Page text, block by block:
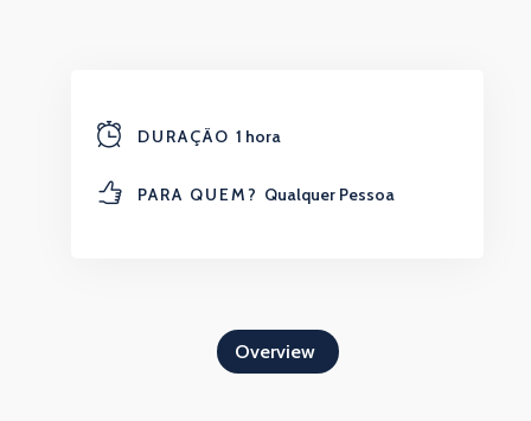
DURAÇÃO 1 hora
PARA QUEM? Qualquer Pessoa
Overview